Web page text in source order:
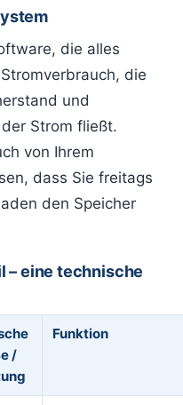
die alles
die
und
Strom fließt.
von Ihrem
dass Sie freitags
den Speicher
– eine technische
/
Funktion